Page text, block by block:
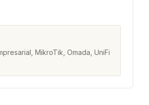
MikroTik, Omada, UniFi